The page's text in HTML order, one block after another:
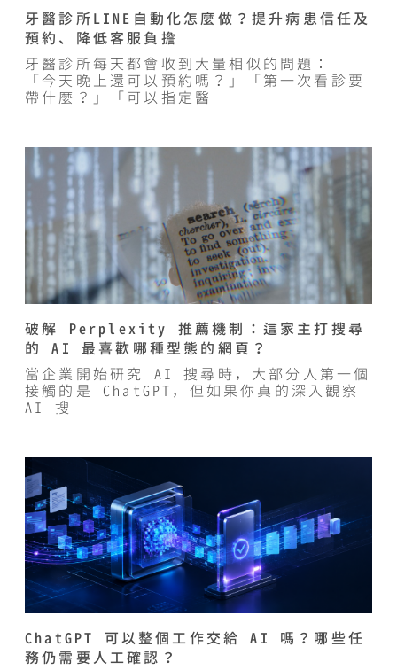
牙醫診所LINE自動化怎麼做？提升病患信任及
預約、降低客服負擔
牙醫診所每天都會收到大量相似的問題：
「今天晚上還可以預約嗎？」「第一次看診要
帶什麼？」「可以指定醫
破解 Perplexity 推薦機制：這家主打搜尋
的 AI 最喜歡哪種型態的網頁？
當企業開始研究 AI 搜尋時，大部分人第一個
接觸的是 ChatGPT，但如果你真的深入觀察
AI 搜
ChatGPT 可以整個工作交給 AI 嗎？哪些任
務仍需要人工確認？